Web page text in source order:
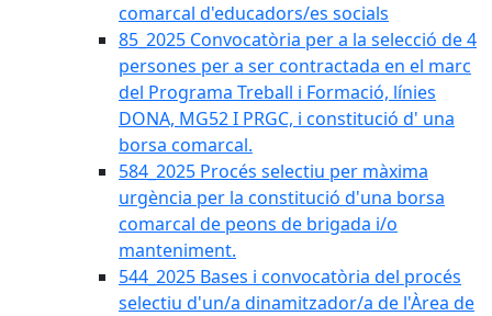
comarcal d'educadors/es socials
85_2025 Convocatòria per a la selecció de 4
persones per a ser contractada en el marc
del Programa Treball i Formació, línies
DONA, MG52 I PRGC, i constitució d' una
borsa comarcal.
584_2025 Procés selectiu per màxima
urgència per la constitució d'una borsa
comarcal de peons de brigada i/o
manteniment.
544_2025 Bases i convocatòria del procés
selectiu d'un/a dinamitzador/a de l'Àrea de